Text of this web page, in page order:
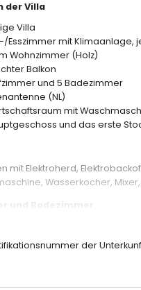
der Villa
Villa
Esszimmer mit Klimaanlage,
Wohnzimmer (Holz)
Balkon
und 5 Badezimmer
(NL)
mit
und das erste
mit Elektroherd,
Wasserkocher,
und Badezimmer
mit Klimaanlage und
der